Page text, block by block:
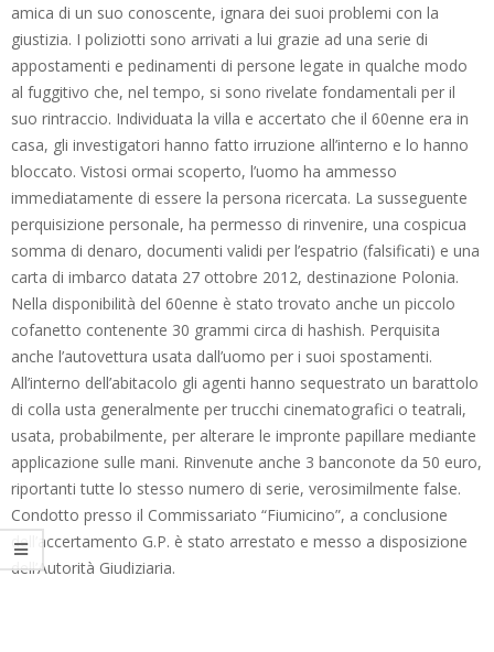
amica di un suo conoscente, ignara dei suoi problemi con la
giustizia. I poliziotti sono arrivati a lui grazie ad una serie di
appostamenti e pedinamenti di persone legate in qualche modo
al fuggitivo che, nel tempo, si sono rivelate fondamentali per il
suo rintraccio. Individuata la villa e accertato che il 60enne era in
casa, gli investigatori hanno fatto irruzione all’interno e lo hanno
bloccato. Vistosi ormai scoperto, l’uomo ha ammesso
immediatamente di essere la persona ricercata. La susseguente
perquisizione personale, ha permesso di rinvenire, una cospicua
somma di denaro, documenti validi per l’espatrio (falsificati) e una
carta di imbarco datata 27 ottobre 2012, destinazione Polonia.
Nella disponibilità del 60enne è stato trovato anche un piccolo
cofanetto contenente 30 grammi circa di hashish. Perquisita
anche l’autovettura usata dall’uomo per i suoi spostamenti.
All’interno dell’abitacolo gli agenti hanno sequestrato un barattolo
di colla usta generalmente per trucchi cinematografici o teatrali,
usata, probabilmente, per alterare le impronte papillare mediante
applicazione sulle mani. Rinvenute anche 3 banconote da 50 euro,
riportanti tutte lo stesso numero di serie, verosimilmente false.
Condotto presso il Commissariato “Fiumicino”, a conclusione
dell’accertamento G.P. è stato arrestato e messo a disposizione
dell’Autorità Giudiziaria.